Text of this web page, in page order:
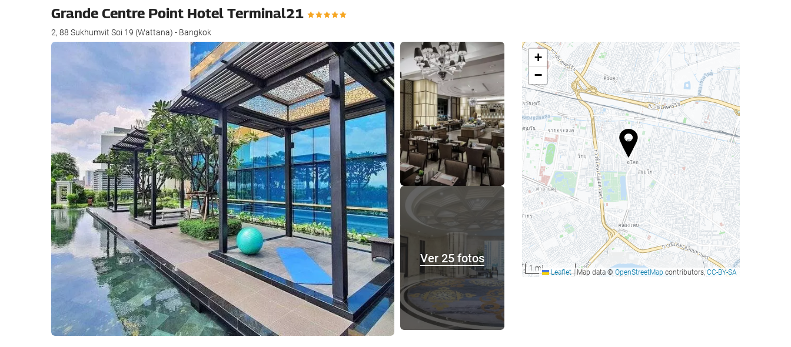
Grande Centre Point Hotel Terminal21
2, 88 Sukhumvit Soi 19 (Wattana) - Bangkok
Ver 25 fotos
Ver 25 fotos
+
−
1 mi Leaflet |Map data © OpenStreetMap contributors, CC-BY-SA